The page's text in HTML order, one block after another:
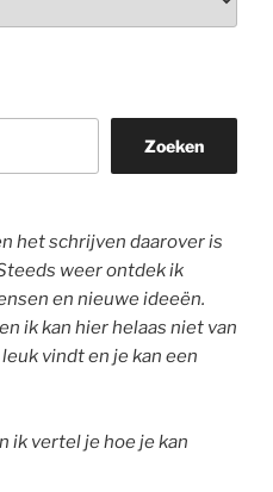
Zoeken
het schrijven daarover is
weer ontdek ik
en nieuwe ideeën.
ik kan hier helaas niet van
vindt en je kan een
ik vertel je hoe je kan